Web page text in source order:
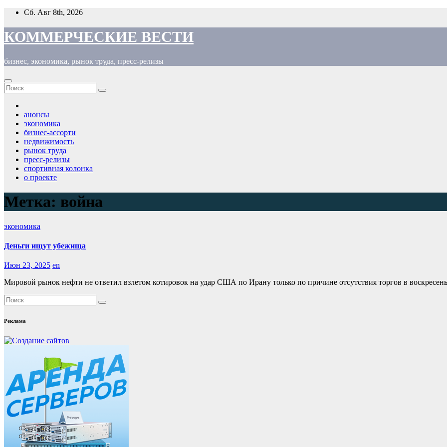
Перейти
содержимому
Сб. Авг 8th, 2026
КОММЕРЧЕСКИЕ ВЕСТИ
бизнес, экономика, рынок труда, пресс-релизы
анонсы
экономика
бизнес-ассорти
недвижимость
рынок труда
пресс-релизы
спортивная колонка
о проекте
Метка: война
экономика
Деньги ищут убежища
Июн 23, 2025 en
Мировой рынок нефти не ответил взлетом котировок на удар США по Ирану только по причине отсутствия торгов в
Реклама